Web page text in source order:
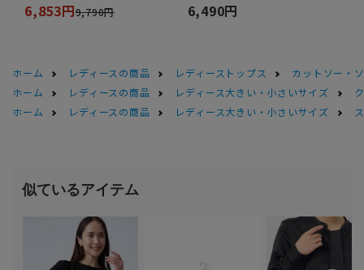
6,853円9,790円 6,490円
ホーム レディースの商品 レディーストップス
カットソー・
ホーム
レディースの商品 レディース大きい・小さいサイズ
ホーム
レディースの商品 レディース大きい・小さいサイズ